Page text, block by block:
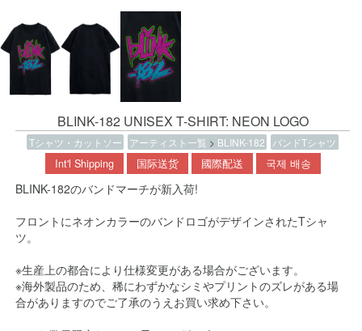
BLINK-182 UNISEX T-SHIRT: NEON LOGO
Tシャツ・カットソー アーティスト一覧 > BLINK-182 バンドTシャツ
Int'l Shipping 国际送货 國際配送 국제 배송
BLINK-182のバンドマーチが新入荷!
フロントにネオンカラーのバンドロゴがデザインされたTシャ
ツ。
※生産上の都合により仕様変更がある場合がございます。
※海外製品のため、稀にわずかなシミやプリントのズレがある場
合がありますのでご了承のうえお買い求め下さい。